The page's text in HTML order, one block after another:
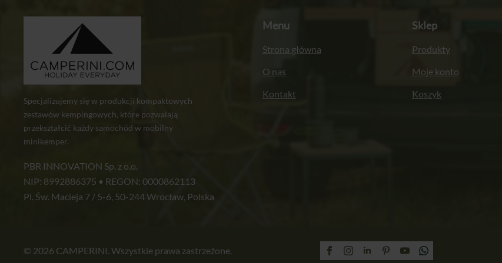
Specjalizujemy się w produkcji kompaktowych
zestawów kempingowych, które pozwalają
przekształcić każdy samochód w mobilny
minikemper.
PBR INNOVATION Sp. z o.o.
NIP: 8992886375 • REGON: 0000862113
Pl. Św. Macieja 7 / 5-6, 50-244 Wrocław, Polska
Menu
Strona główna
O nas
Kontakt
Sklep
Produkty
Moje konto
Koszyk
© 2026 CAMPERINI. Wszystkie prawa zastrzeżone.